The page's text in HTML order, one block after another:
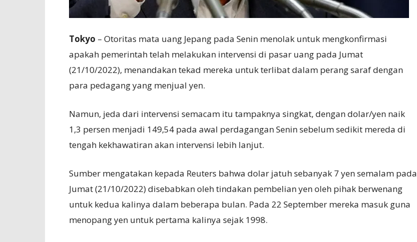
Tokyo – Otoritas mata uang Jepang pada Senin menolak untuk mengkonfirmasi
apakah pemerintah telah melakukan intervensi di pasar uang pada Jumat
(21/10/2022), menandakan tekad mereka untuk terlibat dalam perang saraf dengan
para pedagang yang menjual yen.
Namun, jeda dari intervensi semacam itu tampaknya singkat, dengan dolar/yen naik
1,3 persen menjadi 149,54 pada awal perdagangan Senin sebelum sedikit mereda di
tengah kekhawatiran akan intervensi lebih lanjut.
Sumber mengatakan kepada Reuters bahwa dolar jatuh sebanyak 7 yen semalam pada
Jumat (21/10/2022) disebabkan oleh tindakan pembelian yen oleh pihak berwenang
untuk kedua kalinya dalam beberapa bulan. Pada 22 September mereka masuk guna
menopang yen untuk pertama kalinya sejak 1998.